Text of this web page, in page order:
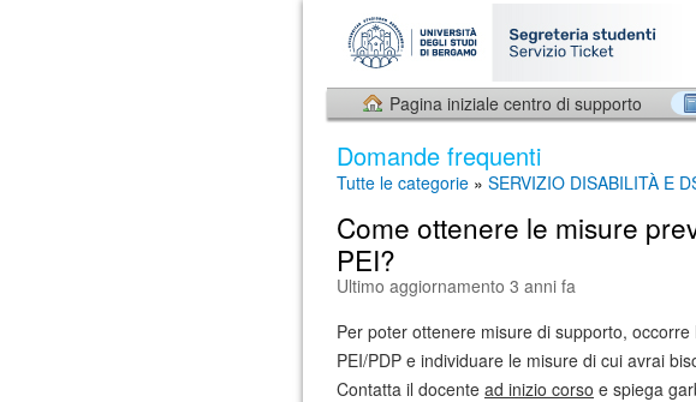
Pagina iniziale centro di supporto
Domande frequenti
Tutte le categorie » SERVIZIO DISABILITÀ E
Come ottenere le misure
PEI?
Ultimo aggiornamento 3 anni fa
Per poter ottenere misure di supporto,
PEI/PDP e individuare le misure di cui avrai
Contatta il docente ad inizio corso e spiega